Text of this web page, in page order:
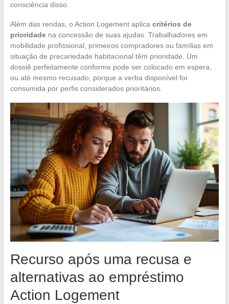
consciência disso.
Além das rendas, o Action Logement aplica critérios de
prioridadena concessão de suas ajudas. Trabalhadores em
mobilidade profissional, primeiros compradores ou famílias em
situação de precariedade habitacional têm prioridade. Um
dossiê perfeitamente conforme pode ser colocado em espera,
ou até mesmo recusado, porque a verba disponível foi
consumida por perfis considerados prioritários.
Recurso após uma recusa e
alternativas ao empréstimo
Action Logement